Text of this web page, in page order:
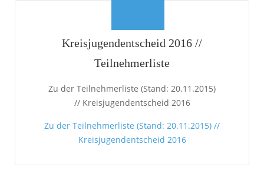
Kreisjugendentscheid 2016 //
Teilnehmerliste
Zu der Teilnehmerliste (Stand: 20.11.2015)
// Kreisjugendentscheid 2016
Zu der Teilnehmerliste (Stand: 20.11.2015) //
Kreisjugendentscheid 2016